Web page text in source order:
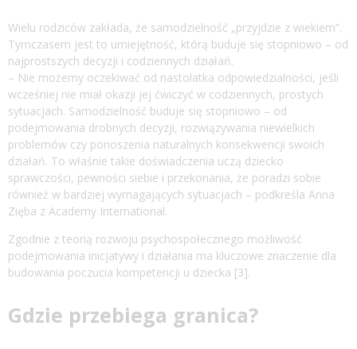
Wielu rodziców zakłada, że samodzielność „przyjdzie z wiekiem”.
Tymczasem jest to umiejętność, którą buduje się stopniowo – od
najprostszych decyzji i codziennych działań.
– Nie możemy oczekiwać od nastolatka odpowiedzialności, jeśli
wcześniej nie miał okazji jej ćwiczyć w codziennych, prostych
sytuacjach. Samodzielność buduje się stopniowo – od
podejmowania drobnych decyzji, rozwiązywania niewielkich
problemów czy ponoszenia naturalnych konsekwencji swoich
działań. To właśnie takie doświadczenia uczą dziecko
sprawczości, pewności siebie i przekonania, że poradzi sobie
również w bardziej wymagających sytuacjach – podkreśla Anna
Zięba z Academy International.
Zgodnie z teorią rozwoju psychospołecznego możliwość
podejmowania inicjatywy i działania ma kluczowe znaczenie dla
budowania poczucia kompetencji u dziecka [3].
Gdzie przebiega granica?